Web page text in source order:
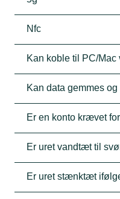
Nfc
Kan koble til PC/Mac
Kan data gemmes
Er en konto krævet
Er uret vandtæt til
Er uret stænktæt